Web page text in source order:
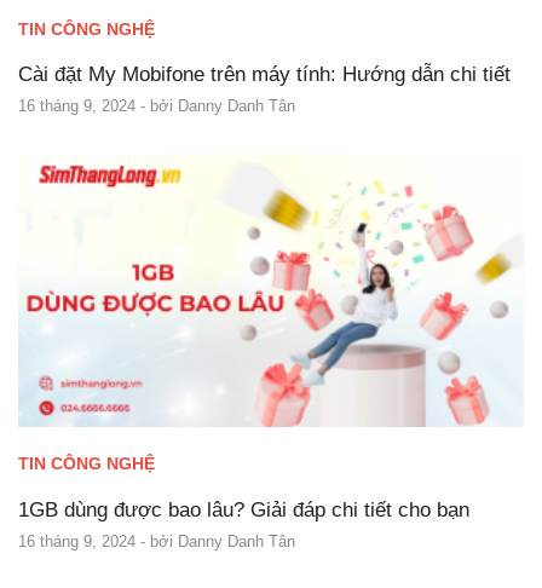
TIN CÔNG NGHỆ
Cài đặt My Mobifone trên máy tính: Hướng dẫn chi tiết
16 tháng 9, 2024 - bởi Danny Danh Tân
TIN CÔNG NGHỆ
1GB dùng được bao lâu? Giải đáp chi tiết cho bạn
16 tháng 9, 2024 - bởi Danny Danh Tân